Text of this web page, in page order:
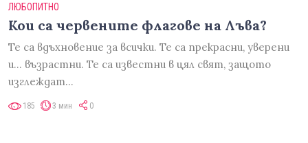
ЛЮБОПИТНО
Кои са червените флагове на Лъва?
Те са вдъхновение за всички. Те са прекрасни, уверени
и... възрастни. Те са известни в цял свят, защото
изглеждат…
185 3 мин 0